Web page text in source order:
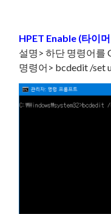
HPET Enable (타이
설명> 하단 명령어를
명령어> bcdedit /set